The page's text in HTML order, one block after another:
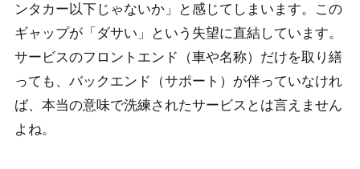
ンタカー以下じゃないか」と感じてしまいます。この
ギャップが「ダサい」という失望に直結しています。
サービスのフロントエンド（車や名称）だけを取り繕
っても、バックエンド（サポート）が伴っていなけれ
ば、本当の意味で洗練されたサービスとは言えません
よね。